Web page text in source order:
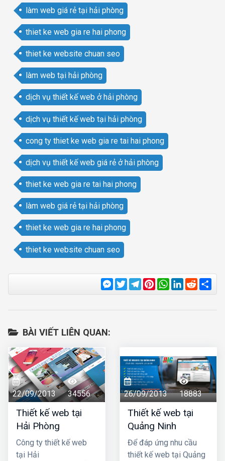
làm web giá rẻ tại hải phòng
thiet ke web gia re hai phong
thiet ke website chuan seo
làm web tại hải phòng
dịch vụ thiết kế web ở hải phòng
dịch vụ thiết kế web tại hải phòng
cong ty thiet ke web gia re tai hai phong
dịch vụ thiết kế web giá rẻ ở hải phòng
thiet ke web gia re tai hai phong
làm web giá rẻ tại hải phòng
thiet ke web gia re hai phong
thiet ke website chuan seo
Messenger
TwitterTelegram
Pinterest
WhatsApp
LinkedIn
Reddit
BÀI VIẾT LIÊN QUAN:
22/09/2013 34556
Thiết kế web tại
Hải Phòng
Công ty thiết kế web
tại Hải
26/09/2013 18883
Thiết kế web tại
Quảng Ninh
Để đáp ứng nhu cầu
thiết kế web tại Quảng